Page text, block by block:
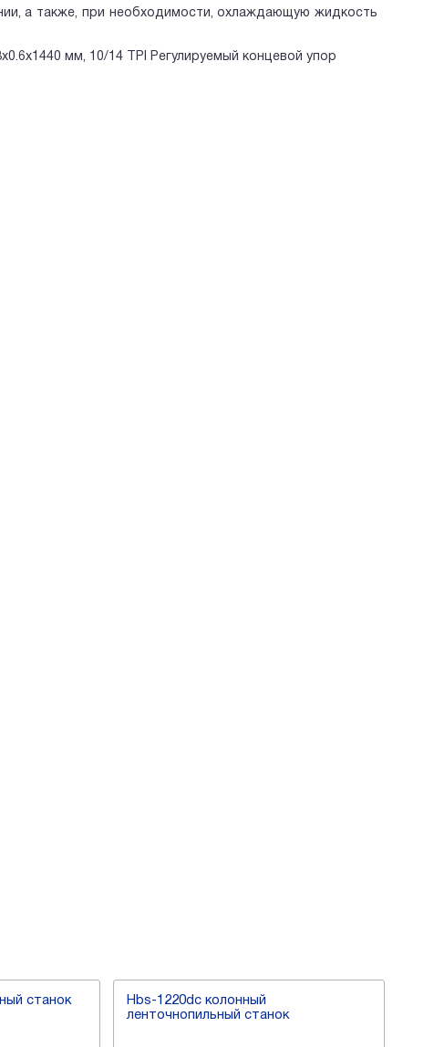
а также, при необходимости, охлаждающую жидкость
мм, 10/14 TPI Регулируемый концевой упор
Hbs-814gh ленточнопильный станок